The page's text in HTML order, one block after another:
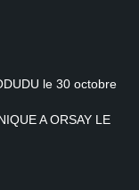
le 30 octobre
A ORSAY LE